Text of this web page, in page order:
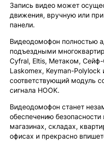
Запись видео может
движения, вручную или
панели.
Видеодомофон полностью
подъездными
Cyfral, Eltis, Метаком,
Laskomex, Keyman-
соответствующий модуль
сигнала HOOK.
Видеодомофон станет
обеспечению безопасности
магазинах, складах,
офисах и прекрасно